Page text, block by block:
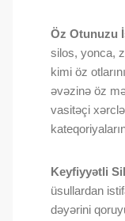
Öz Otunuzu
silos, yonca,
kimi öz
əvəzinə öz
vasitəçi
Keyfiyyətli
üsullardan
dəyərini